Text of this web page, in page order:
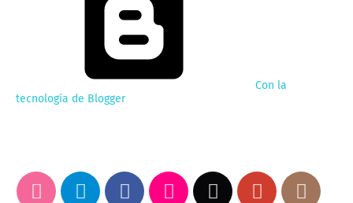
Con la
tecnología de Blogger